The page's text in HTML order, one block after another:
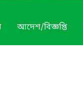
আদেশ/বিজ্ঞপ্তি